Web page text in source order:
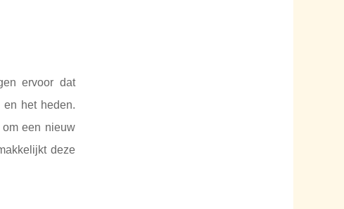
ervoor dat
en het heden.
een ​​nieuw
deze